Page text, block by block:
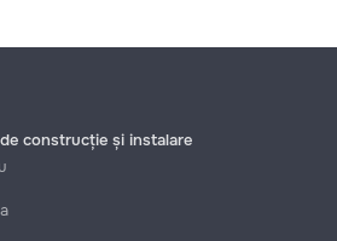
construcție și instalare